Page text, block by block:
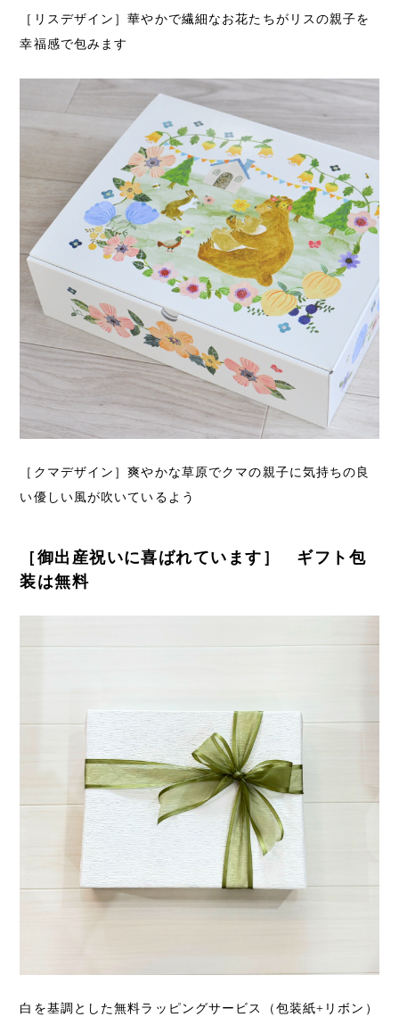
［リスデザイン］華やかで繊細なお花たちがリスの親子を
幸福感で包みます
［クマデザイン］爽やかな草原でクマの親子に気持ちの良
い優しい風が吹いているよう
［御出産祝いに喜ばれています］ ギフト包
装は無料
白を基調とした無料ラッピングサービス（包装紙+リボン）